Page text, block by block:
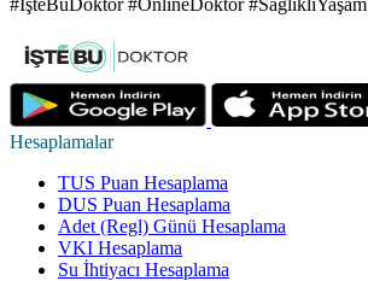
Hesaplamalar
TUS Puan Hesaplama
DUS Puan Hesaplama
Adet (Regl) Günü Hesaplama
VKI Hesaplama
Su İhtiyacı Hesaplama